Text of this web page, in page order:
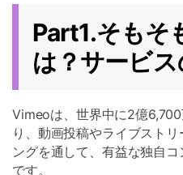
Part1.そもそ
は？サービ
Vimeoは、世界中に2億
り、動画投稿やライブスト
ングを通して、有益な独自
です。